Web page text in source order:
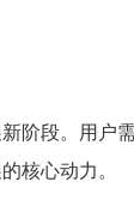
阶段。用户
核心动力。